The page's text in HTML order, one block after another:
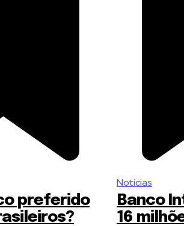
preferido
Notícias
Banco
16